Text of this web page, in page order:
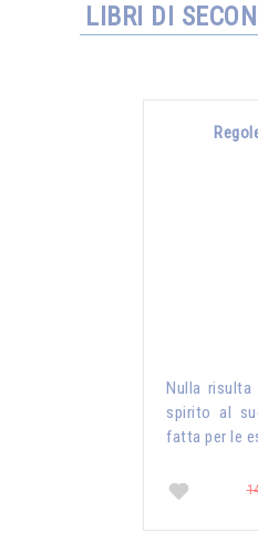
LIBRI DI
Nulla risulta
spirito al
fatta per le